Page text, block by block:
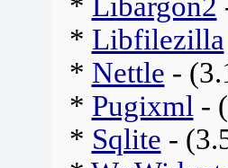
* Libfilezilla
* Nettle -
* Pugixml -
* Sqlite -